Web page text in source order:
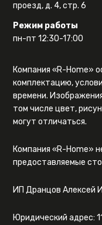
проезд, д. 4, стр. 6
Режим работы
пн-пт 12:30-17:00
Компания «R-Home»
комплектацию,
времени.
том числе цвет,
могут отличаться.
Компания «R-Home»
предоставляемые
ИП Дранцов Алексей
Юридический адрес: